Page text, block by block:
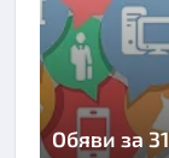
Обяви за